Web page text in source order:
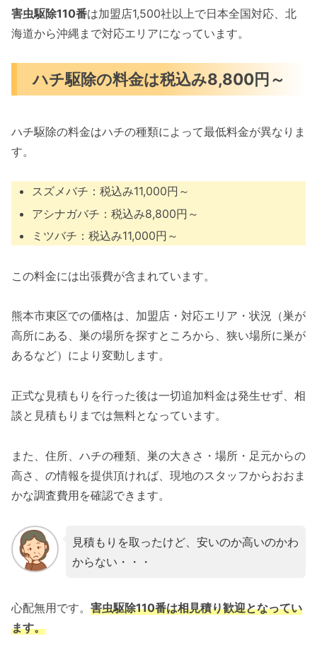
害虫駆除110番は加盟店1,500社以上で日本全国対応、北
海道から沖縄まで対応エリアになっています。
ハチ駆除の料金は税込み8,800円～
ハチ駆除の料金はハチの種類によって最低料金が異なりま
す。
スズメバチ：税込み11,000円～
アシナガバチ：税込み8,800円～
ミツバチ：税込み11,000円～
この料金には出張費が含まれています。
熊本市東区での価格は、加盟店・対応エリア・状況（巣が
高所にある、巣の場所を探すところから、狭い場所に巣が
あるなど）により変動します。
正式な見積もりを行った後は一切追加料金は発生せず、相
談と見積もりまでは無料となっています。
また、住所、ハチの種類、巣の大きさ・場所・足元からの
高さ、の情報を提供頂ければ、現地のスタッフからおおま
かな調査費用を確認できます。
見積もりを取ったけど、安いのか高いのかわ
からない・・・
心配無用です。 害虫駆除110番は相見積り歓迎となってい
ます。